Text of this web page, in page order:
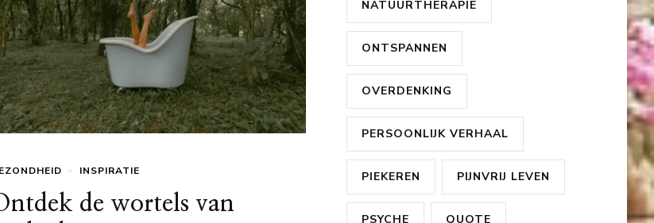
INSPIRATIE
de wortels van
NATUURTHERAPIE
ONTSPANNEN
OVERDENKING
PERSOONLIJK VERHAAL
PIEKEREN PIJNVRIJ LEVEN
PSYCHE QUOTE